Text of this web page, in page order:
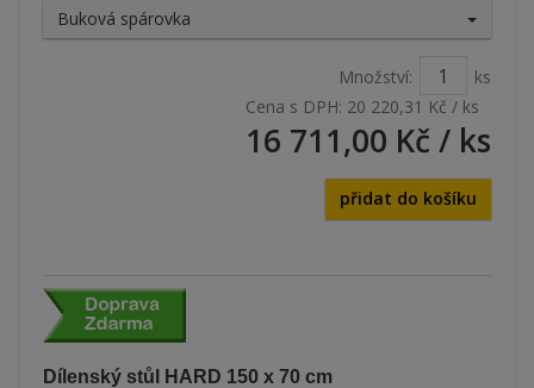
Buková spárovka
Množství:
ks
Cena s DPH: 20 220,31 Kč / ks
16 711,00 Kč / ks
přidat do košíku
Dílenský stůl HARD 150 x 70 cm